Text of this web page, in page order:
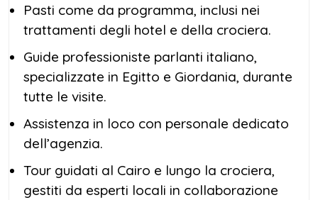
Pasti come da programma, inclusi nei
trattamenti degli hotel e della crociera.
Guide professioniste parlanti italiano,
specializzate in Egitto e Giordania, durante
tutte le visite.
Assistenza in loco con personale dedicato
dell’agenzia.
Tour guidati al Cairo e lungo la crociera,
gestiti da esperti locali in collaborazione